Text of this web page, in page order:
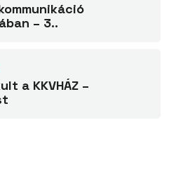
– 3..
a KKVHÁZ –